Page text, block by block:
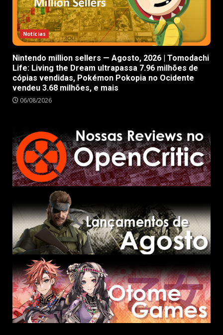
Notícias
Nintendo million sellers — Agosto, 2026 | Tomodachi
Life: Living the Dream ultrapassa 7.96 milhões de
cópias vendidas, Pokémon Pokopia no Ocidente
vendeu 3.68 milhões, e mais
06/08/2026